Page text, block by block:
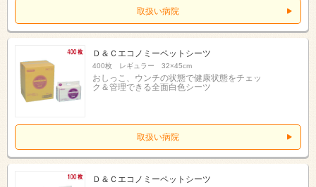
取扱い病院
Ｄ＆Ｃエコノミーペットシーツ
400枚 レギュラー 32×45cm
おしっこ、ウンチの状態で健康状態をチェッ
ク＆管理できる全面白色シーツ
取扱い病院
Ｄ＆Ｃエコノミーペットシーツ